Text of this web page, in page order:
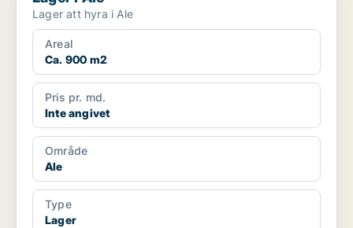
Lager att hyra i Ale
Areal
Ca. 900 m2
Pris pr. md.
Inte angivet
Område
Ale
Type
Lager